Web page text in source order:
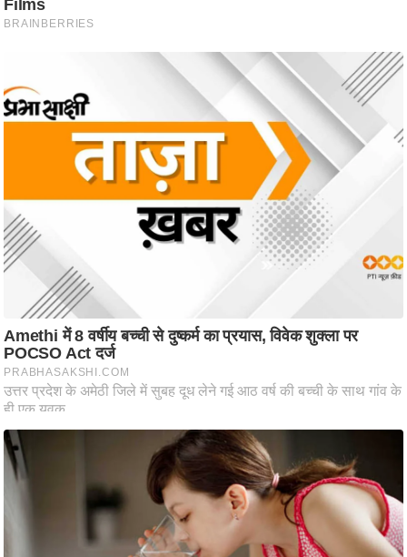
लॉ
जी
टी
/
फै
घ
रे
लू
स्खे
र्य
ट
न
ल
फि